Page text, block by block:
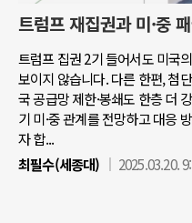
트럼프 재집권과 미·중
트럼프 집권 2기 들어서도 미국
보이지 않습니다. 다른 한편, 첨
국 공급망 제한·봉쇄도 한층 더
기 미·중 관계를 전망하고 대응
자 합...
최필수(세종대)
2025.03.20.